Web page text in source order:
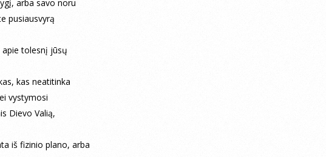
arba savo noru
pusiausvyrą
tolesnį jūsų
kas neatitinka
vystymosi
Dievo Valią,
iš fizinio plano, arba